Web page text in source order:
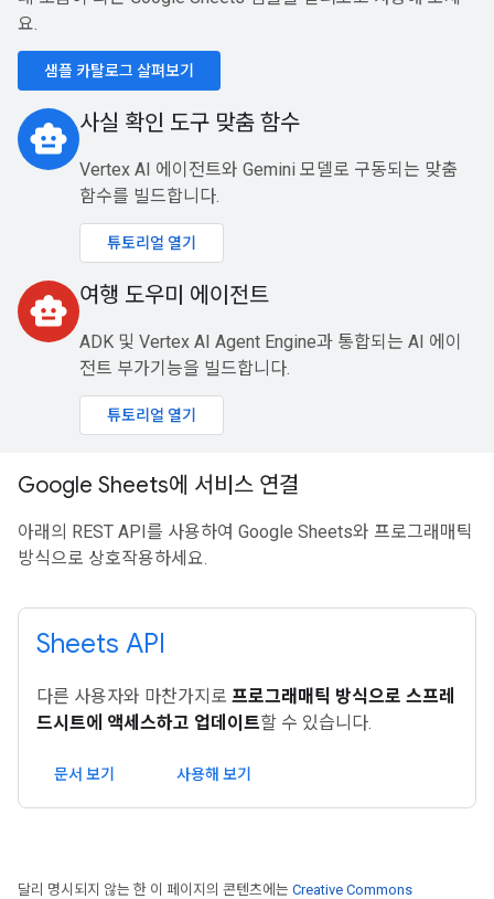
요.
샘플 카탈로그 살펴보기
smart_toy 사실 확인 도구 맞춤 함수
Vertex AI 에이전트와 Gemini 모델로 구동되는 맞춤
함수를 빌드합니다.
튜토리얼 열기
smart_toy 여행 도우미 에이전트
ADK 및 Vertex AI Agent Engine과 통합되는 AI 에이
전트 부가기능을 빌드합니다.
튜토리얼 열기
Google Sheets에 서비스 연결
아래의 REST API를 사용하여 Google Sheets와 프로그래매틱
방식으로 상호작용하세요.
Sheets API
다른 사용자와 마찬가지로 프로그래매틱 방식으로 스프레
드시트에 액세스하고 업데이트할 수 있습니다.
문서 보기 사용해 보기
달리 명시되지 않는 한 이 페이지의 콘텐츠에는 Creative Commons